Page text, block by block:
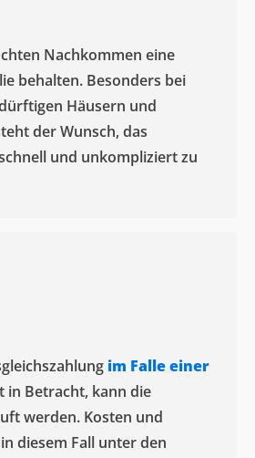
Nachkommen eine
behalten. Besonders bei
Häusern und
der Wunsch, das
und unkompliziert zu
im Falle einer
in Betracht, kann die
werden. Kosten und
diesem Fall unter den